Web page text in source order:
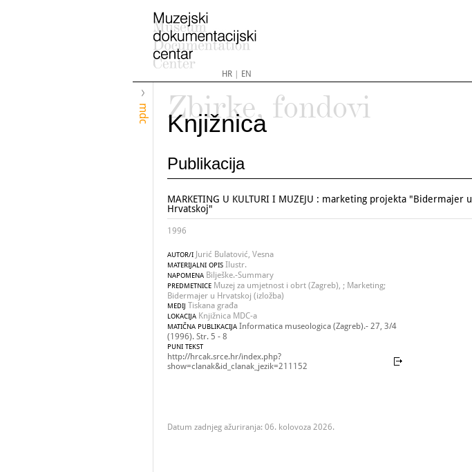
HR| EN
mdc
Zbirke, fondovi
Knjižnica
Publikacija
MARKETING U KULTURI I MUZEJU : marketing projekta "Bidermajer u
Hrvatskoj"
1996
AUTOR/I Jurić Bulatović, Vesna
MATERIJALNI OPIS Ilustr.
NAPOMENA Bilješke.-Summary
PREDMETNICE Muzej za umjetnost i obrt (Zagreb), ; Marketing;
Bidermajer u Hrvatskoj (izložba)
MEDIJ Tiskana građa
LOKACIJA Knjižnica MDC-a
MATIČNA PUBLIKACIJA Informatica museologica (Zagreb).- 27, 3/4
(1996). Str. 5 - 8
PUNI TEKST
http://hrcak.srce.hr/index.php?
show=clanak&id_clanak_jezik=211152
Datum zadnjeg ažuriranja: 06. kolovoza 2026.